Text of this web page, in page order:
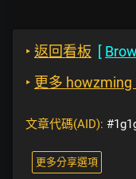
‣ 返回看板 [
‣ 更多 howzming
文章代碼(AID):
更多分享選項